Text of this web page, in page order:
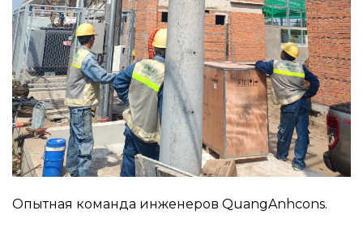
Опытная команда инженеров QuangAnhcons.